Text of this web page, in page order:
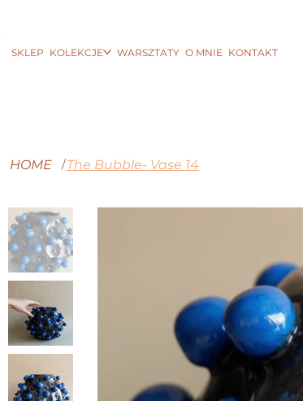
SKLEP KOLEKCJE WARSZTATY O MNIE KONTAKT
HOME /The Bubble- Vase 14